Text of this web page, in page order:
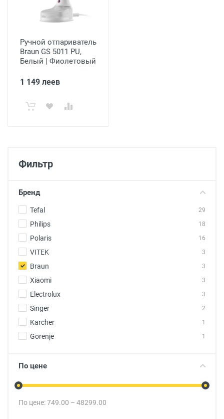
Фильтр
Бренд
Tefal 29
Philips 18
Polaris 16
VITEK 3
Braun 3
Xiaomi 3
Electrolux 3
Singer 2
Karcher 1
Gorenje 1
По цене
По цене:749.00 – 48299.00
Ручной отпариватель
Braun GS 5011 PU,
Белый | Фиолетовый
1 149 леев